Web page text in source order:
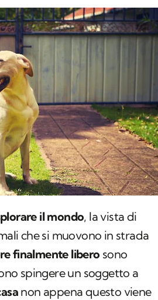
il mondo, la vista di
che si muovono in strada
finalmente libero sono
spingere un soggetto a
non appena questo viene